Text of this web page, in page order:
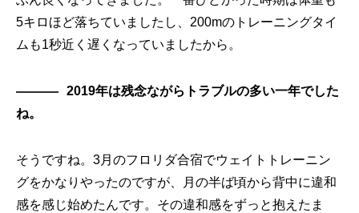
5キロほど落ちていましたし、200mのトレーニングタイ
ムも1秒近く遅くなっていましたから。
2019年は残念ながらトラブルの多い一年でした
ね。
そうですね。3月のフロリダ合宿でウェイトトレーニン
グをかなりやったのですが、月の半ば頃から背中に違和
感を感じ始めたんです。その違和感をずっと抱えたま